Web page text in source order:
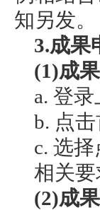
知另发。
3.成果
(1)成
a. 登
b. 点
c. 选
相关要
(2)成